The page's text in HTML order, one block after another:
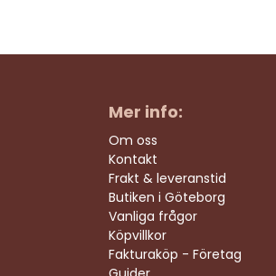
Mer info:
Om oss
Kontakt
Frakt & leveranstid
Butiken i Göteborg
Vanliga frågor
Köpvillkor
Fakturaköp - Företag